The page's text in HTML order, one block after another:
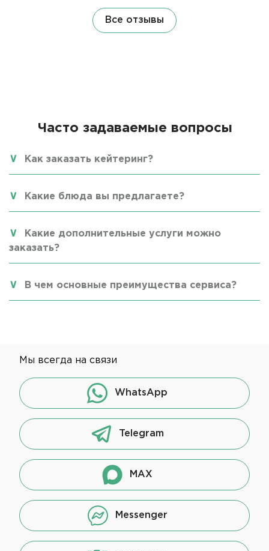
Все отзывы
Часто задаваемые вопросы
Как заказать кейтеринг?
Какие блюда вы предлагаете?
Какие дополнительные услуги можно
заказать?
В чем основные преимущества сервиса?
Мы всегда на связи
WhatsApp
Telegram
MAX
Messenger